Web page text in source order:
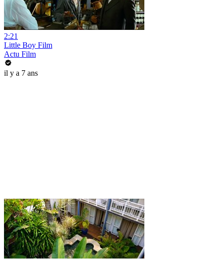
2:21
Little Boy Film
Actu Film
il y a 7 ans